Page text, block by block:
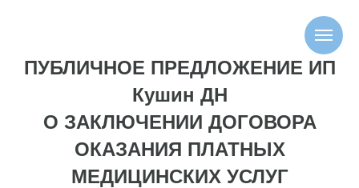
ПУБЛИЧНОЕ ПРЕДЛОЖЕНИЕ ИП
Кушин ДН
О ЗАКЛЮЧЕНИИ ДОГОВОРА
ОКАЗАНИЯ ПЛАТНЫХ
МЕДИЦИНСКИХ УСЛУГ